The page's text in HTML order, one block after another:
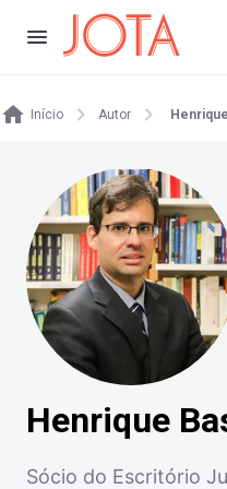
Início Autor
Henrique
Sócio do Escritório